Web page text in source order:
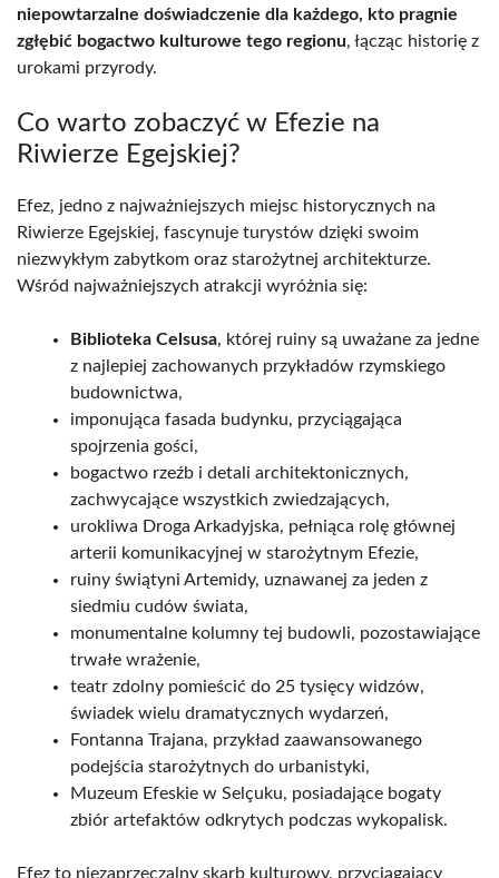
niepowtarzalne doświadczenie dla każdego, kto pragnie
zgłębić bogactwo kulturowe tego regionu, łącząc historię z
urokami przyrody.
Co warto zobaczyć w Efezie na
Riwierze Egejskiej?
Efez, jedno z najważniejszych miejsc historycznych na
Riwierze Egejskiej, fascynuje turystów dzięki swoim
niezwykłym zabytkom oraz starożytnej architekturze.
Wśród najważniejszych atrakcji wyróżnia się:
Biblioteka Celsusa, której ruiny są uważane za jedne
z najlepiej zachowanych przykładów rzymskiego
budownictwa,
imponująca fasada budynku, przyciągająca
spojrzenia gości,
bogactwo rzeźb i detali architektonicznych,
zachwycające wszystkich zwiedzających,
urokliwa Droga Arkadyjska, pełniąca rolę głównej
arterii komunikacyjnej w starożytnym Efezie,
ruiny świątyni Artemidy, uznawanej za jeden z
siedmiu cudów świata,
monumentalne kolumny tej budowli, pozostawiające
trwałe wrażenie,
teatr zdolny pomieścić do 25 tysięcy widzów,
świadek wielu dramatycznych wydarzeń,
Fontanna Trajana, przykład zaawansowanego
podejścia starożytnych do urbanistyki,
Muzeum Efeskie w Selçuku, posiadające bogaty
zbiór artefaktów odkrytych podczas wykopalisk.
Efez to niezaprzeczalny skarb kulturowy, przyciągający